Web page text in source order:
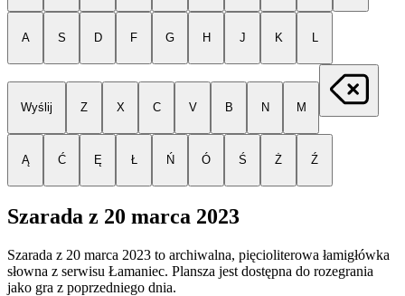
A S D F G H J K L
Wyślij Z X C V B N M
Ą Ć Ę Ł Ń Ó Ś Ż Ź
Szarada z 20 marca 2023
Szarada z 20 marca 2023 to archiwalna, pięcioliterowa łamigłówka
słowna z serwisu Łamaniec. Plansza jest dostępna do rozegrania
jako gra z poprzedniego dnia.